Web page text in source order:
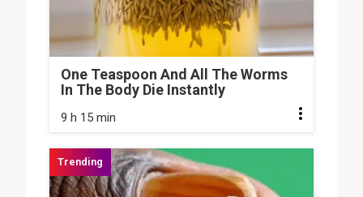
One Teaspoon And All The Worms
In The Body Die Instantly
9 h 15 min